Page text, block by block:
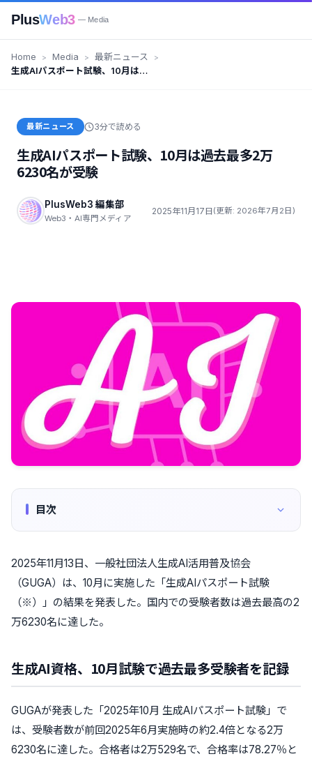
PlusWeb3 — Media
Home Media
最新ニュース
生成AIパスポート試験、10月は過
最新ニュース 3分で読める
生成AIパスポート試験、10月は過去最多2万
6230名が受験
PlusWeb3 編集部
Web3・AI専門メディア
2025年11月17日(更新: 2026年7月2日)
目次
2025年11月13日、一般社団法人生成AI活用普及協会
（GUGA）は、10月に実施した「生成AIパスポート試験
（※）」の結果を発表した。国内での受験者数は過去最高の2
万6230名に達した。
生成AI資格、10月試験で過去最多受験者を記録
GUGAが発表した「2025年10月 生成AIパスポート試験」で
は、受験者数が前回2025年6月実施時の約2.4倍となる2万
6230名に達した。合格者は2万529名で、合格率は78.27％と